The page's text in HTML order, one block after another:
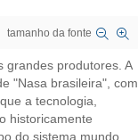
tamanho da fonte
grandes produtores. A
"Nasa brasileira", com
a tecnologia,
historicamente
do sistema mundo.